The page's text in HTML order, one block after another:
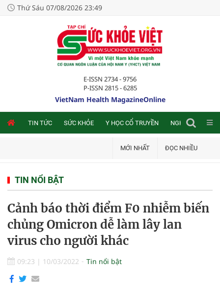
Thứ Sáu 07/08/2026 23:49
E-ISSN 2734 - 9756
P-ISSN 2815 - 6285
VietNam Health MagazineOnline
TIN TỨC SỨC KHỎE Y HỌC CỔ TRUYỀN NGHIÊN CỨU
MỚI NHẤT ĐỌC NHIỀU
TIN NỔI BẬT
Cảnh báo thời điểm F0 nhiễm biến
chủng Omicron dễ làm lây lan
virus cho người khác
09:23 | 10/03/2022 Tin nổi bật